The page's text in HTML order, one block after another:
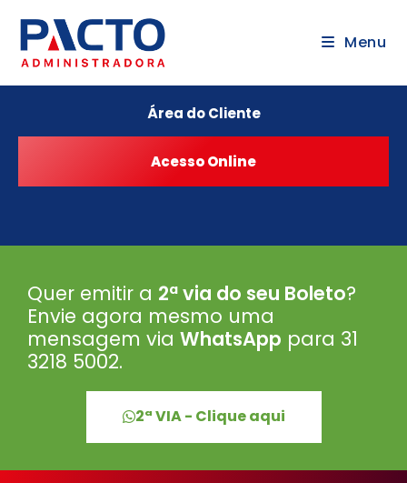
Menu
Área do Cliente
Quer emitir a 2ª via do seu Boleto?
Envie agora mesmo uma
mensagem via WhatsApp para 31
3218 5002.
2ª VIA - Clique aqui